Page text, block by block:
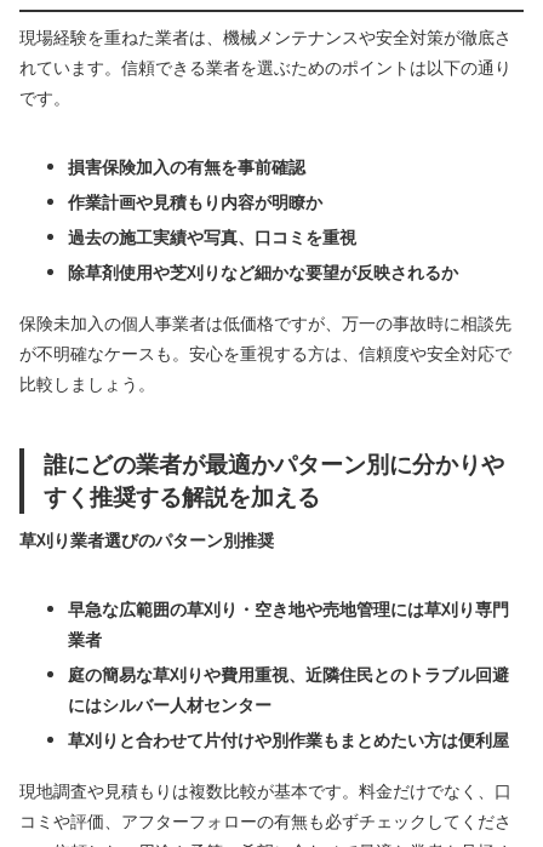
現場経験を重ねた業者は、機械メンテナンスや安全対策が徹底さ
れています。信頼できる業者を選ぶためのポイントは以下の通り
です。
損害保険加入の有無を事前確認
作業計画や見積もり内容が明瞭か
過去の施工実績や写真、口コミを重視
除草剤使用や芝刈りなど細かな要望が反映されるか
保険未加入の個人事業者は低価格ですが、万一の事故時に相談先
が不明確なケースも。安心を重視する方は、信頼度や安全対応で
比較しましょう。
誰にどの業者が最適かパターン別に分かりや
すく推奨する解説を加える
草刈り業者選びのパターン別推奨
早急な広範囲の草刈り・空き地や売地管理には草刈り専門
業者
庭の簡易な草刈りや費用重視、近隣住民とのトラブル回避
にはシルバー人材センター
草刈りと合わせて片付けや別作業もまとめたい方は便利屋
現地調査や見積もりは複数比較が基本です。料金だけでなく、口
コミや評価、アフターフォローの有無も必ずチェックしてくださ